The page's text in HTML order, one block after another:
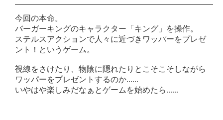
今回の本命。
バーガーキングのキャラクター「キング」を操作。
ステルスアクションで人々に近づきワッパーをプレゼ
ント！というゲーム。
視線をさけたり、物陰に隠れたりとこそこそしながら
ワッパーをプレゼントするのか......
いやはや楽しみだなぁとゲームを始めたら......